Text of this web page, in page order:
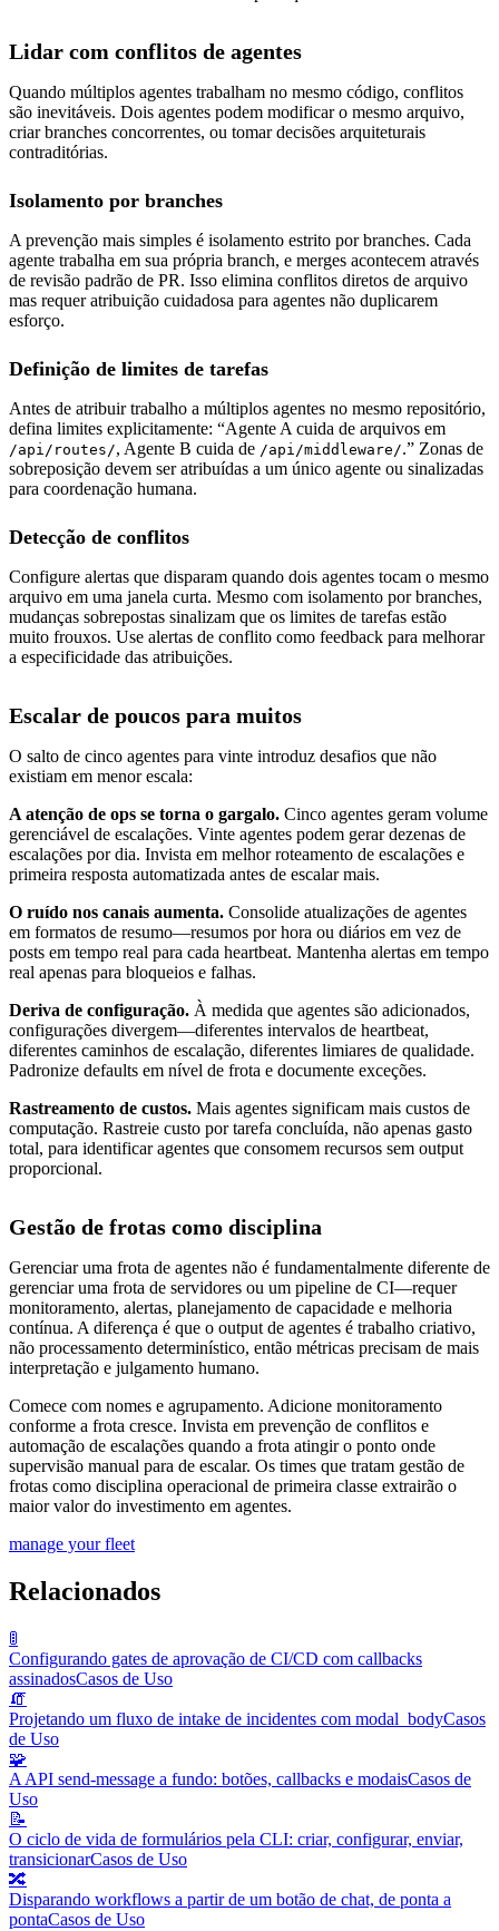
Lidar com conflitos de agentes
Quando múltiplos agentes trabalham no mesmo código, conflitos
são inevitáveis. Dois agentes podem modificar o mesmo arquivo,
criar branches concorrentes, ou tomar decisões arquiteturais
contraditórias.
Isolamento por branches
A prevenção mais simples é isolamento estrito por branches. Cada
agente trabalha em sua própria branch, e merges acontecem através
de revisão padrão de PR. Isso elimina conflitos diretos de arquivo
mas requer atribuição cuidadosa para agentes não duplicarem
esforço.
Definição de limites de tarefas
Antes de atribuir trabalho a múltiplos agentes no mesmo repositório,
defina limites explicitamente: “Agente A cuida de arquivos em
/api/routes/, Agente B cuida de /api/middleware/.” Zonas de
sobreposição devem ser atribuídas a um único agente ou sinalizadas
para coordenação humana.
Detecção de conflitos
Configure alertas que disparam quando dois agentes tocam o mesmo
arquivo em uma janela curta. Mesmo com isolamento por branches,
mudanças sobrepostas sinalizam que os limites de tarefas estão
muito frouxos. Use alertas de conflito como feedback para melhorar
a especificidade das atribuições.
Escalar de poucos para muitos
O salto de cinco agentes para vinte introduz desafios que não
existiam em menor escala:
A atenção de ops se torna o gargalo. Cinco agentes geram volume
gerenciável de escalações. Vinte agentes podem gerar dezenas de
escalações por dia. Invista em melhor roteamento de escalações e
primeira resposta automatizada antes de escalar mais.
O ruído nos canais aumenta. Consolide atualizações de agentes
em formatos de resumo—resumos por hora ou diários em vez de
posts em tempo real para cada heartbeat. Mantenha alertas em tempo
real apenas para bloqueios e falhas.
Deriva de configuração. À medida que agentes são adicionados,
configurações divergem—diferentes intervalos de heartbeat,
diferentes caminhos de escalação, diferentes limiares de qualidade.
Padronize defaults em nível de frota e documente exceções.
Rastreamento de custos. Mais agentes significam mais custos de
computação. Rastreie custo por tarefa concluída, não apenas gasto
total, para identificar agentes que consomem recursos sem output
proporcional.
Gestão de frotas como disciplina
Gerenciar uma frota de agentes não é fundamentalmente diferente de
gerenciar uma frota de servidores ou um pipeline de CI—requer
monitoramento, alertas, planejamento de capacidade e melhoria
contínua. A diferença é que o output de agentes é trabalho criativo,
não processamento determinístico, então métricas precisam de mais
interpretação e julgamento humano.
Comece com nomes e agrupamento. Adicione monitoramento
conforme a frota cresce. Invista em prevenção de conflitos e
automação de escalações quando a frota atingir o ponto onde
supervisão manual para de escalar. Os times que tratam gestão de
frotas como disciplina operacional de primeira classe extrairão o
maior valor do investimento em agentes.
manage your fleet
Relacionados
🚦
Configurando gates de aprovação de CI/CD com callbacks
assinadosCasos de Uso
🧯
Projetando um fluxo de intake de incidentes com modal_bodyCasos
de Uso
🧩
A API send-message a fundo: botões, callbacks e modaisCasos de
Uso
📝
O ciclo de vida de formulários pela CLI: criar, configurar, enviar,
transicionarCasos de Uso
🔀
Disparando workflows a partir de um botão de chat, de ponta a
pontaCasos de Uso